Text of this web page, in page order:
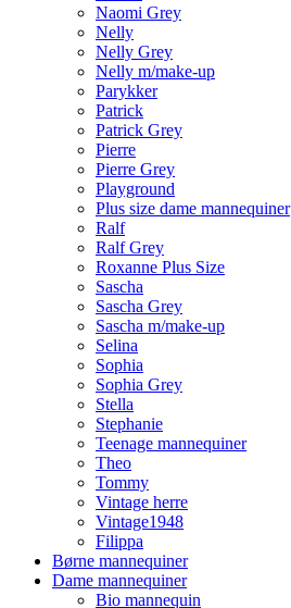
Naomi Grey
Nelly
Nelly Grey
Nelly m/make-up
Parykker
Patrick
Patrick Grey
Pierre
Pierre Grey
Playground
Plus size dame mannequiner
Ralf
Ralf Grey
Roxanne Plus Size
Sascha
Sascha Grey
Sascha m/make-up
Selina
Sophia
Sophia Grey
Stella
Stephanie
Teenage mannequiner
Theo
Tommy
Vintage herre
Vintage1948
Filippa
Børne mannequiner
Dame mannequiner
Bio mannequin